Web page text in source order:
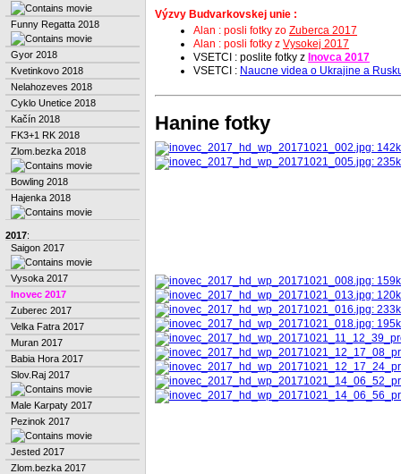
Funny Regatta 2018
Gyor 2018
Kvetinkovo 2018
Nelahozeves 2018
Cyklo Unetice 2018
Kačín 2018
FK3+1 RK 2018
Zlom.bezka 2018
Bowling 2018
Hajenka 2018
2017:
Saigon 2017
Vysoka 2017
Inovec 2017
Zuberec 2017
Velka Fatra 2017
Muran 2017
Babia Hora 2017
Slov.Raj 2017
Male Karpaty 2017
Pezinok 2017
Jested 2017
Zlom.bezka 2017
Výzvy Budvarkovskej unie :
Alan : posli fotky zo Zuberca 2017
Alan : posli fotky z Vysokej 2017
VSETCI : poslite fotky z Inovca 2017
VSETCI : Naucne videa o Ukrajine a
Hanine fotky